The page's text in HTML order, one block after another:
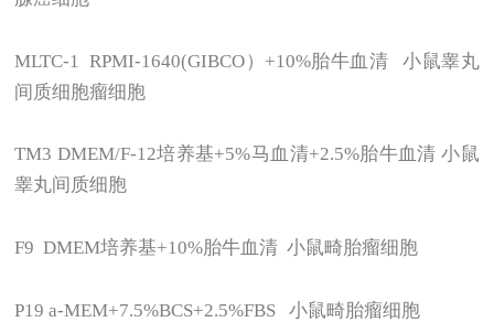
MLTC-1 RPMI-1640(GIBCO ）+10%胎牛血清 小鼠睾丸
间质细胞瘤细胞
TM3 DMEM/F-12培养基+5%马血清+2.5%胎牛血清 小鼠
睾丸间质细胞
F9 DMEM培养基+10%胎牛血清 小鼠畸胎瘤细胞
P19 a-MEM+7.5%BCS+2.5%FBS小鼠畸胎瘤细胞